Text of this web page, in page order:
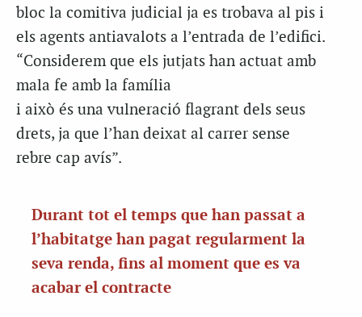
bloc la comitiva judicial ja es trobava al pis i
els agents antiavalots a l’entrada de l’edifici.
“Considerem que els jutjats han actuat amb
mala fe amb la família
i això és una vulneració flagrant dels seus
drets, ja que l’han deixat al carrer sense
rebre cap avís”.
Durant tot el temps que han passat a
l’habitatge han pagat regularment la
seva renda, fins al moment que es va
acabar el contracte